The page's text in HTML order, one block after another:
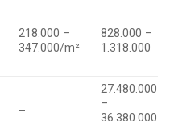
218.000 –
347.000/m²
828.000 –
1.318.000
–
27.480.000
–
36.380.000